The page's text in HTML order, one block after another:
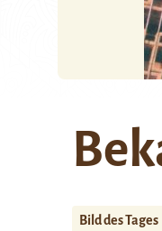
Bild des Tages